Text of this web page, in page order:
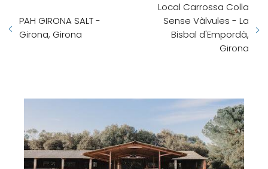
PAH GIRONA SALT -
Girona, Girona
Local Carrossa Colla
Sense Vàlvules - La
Bisbal d'Empordà,
Girona